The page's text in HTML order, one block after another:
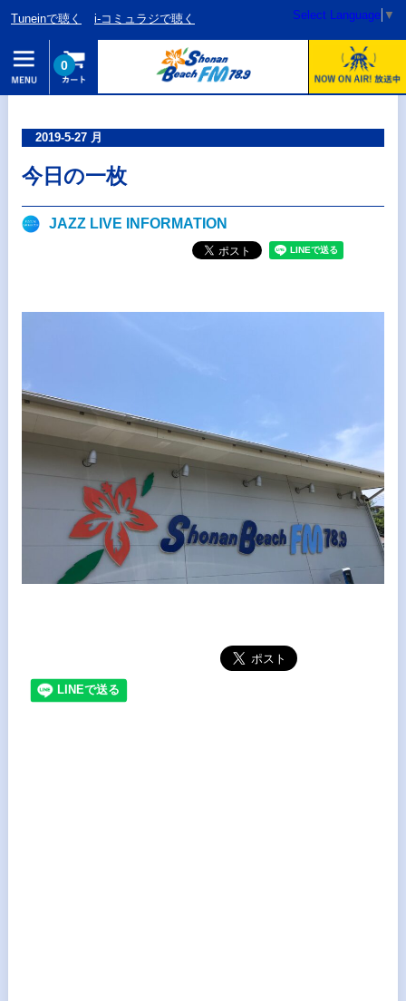
Tuneinで聴く i-コミュラジで聴く Select Language ▼
0
2019-5-27 月
今日の一枚
JAZZ LIVE INFORMATION